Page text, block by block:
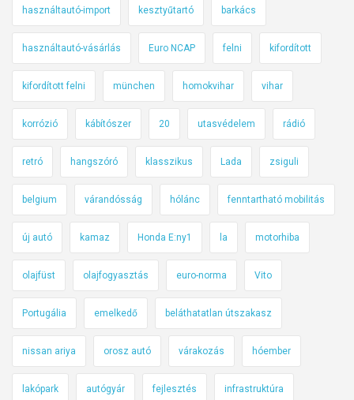
használtautó-import kesztyűtartó barkács
használtautó-vásárlás Euro NCAP felni kifordított
kifordított felni münchen homokvihar vihar
korrózió kábítószer 20 utasvédelem rádió
retró hangszóró klasszikus Lada zsiguli
belgium várandósság hólánc fenntartható mobilitás
új autó kamaz Honda E:ny1 la motorhiba
olajfüst olajfogyasztás euro-norma Vito
Portugália emelkedő beláthatatlan útszakasz
nissan ariya orosz autó várakozás hóember
lakópark autógyár fejlesztés infrastruktúra